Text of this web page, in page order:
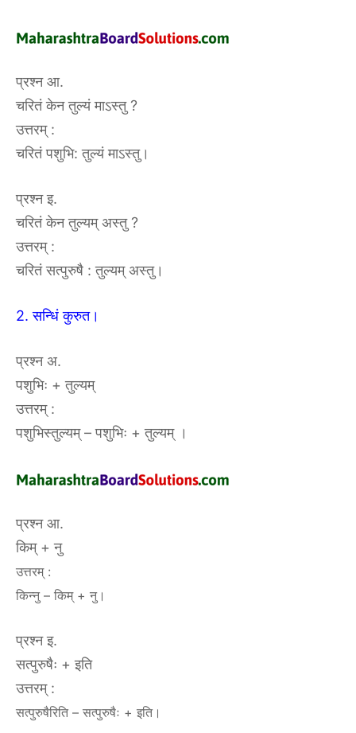
प्रश्न आ.
चरितं केन तुल्यं माऽस्तु ?
उत्तरम् :
चरितं पशुभि: तुल्यं माऽस्तु।
प्रश्न इ.
चरितं केन तुल्यम् अस्तु ?
उत्तरम् :
चरितं सत्पुरुषै : तुल्यम् अस्तु।
2. सन्धिं कुरुत।
प्रश्न अ.
पशुभिः + तुल्यम्
उत्तरम् :
पशुभिस्तुल्यम् – पशुभिः + तुल्यम् ।
प्रश्न आ.
किम् + नु
उत्तरम् :
किन्नु – किम् + नु।
प्रश्न इ.
सत्पुरुषैः + इति
उत्तरम् :
सत्पुरुषैरिति – सत्पुरुषैः + इति।